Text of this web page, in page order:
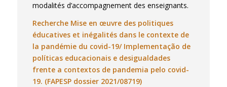
modalités d’accompagnement des enseignants.
Recherche Mise en œuvre des politiques
éducatives et inégalités dans le contexte de
la pandémie du covid-19/ Implementação de
políticas educacionais e desigualdades
frente a contextos de pandemia pelo covid-
19. (FAPESP dossier 2021/08719)